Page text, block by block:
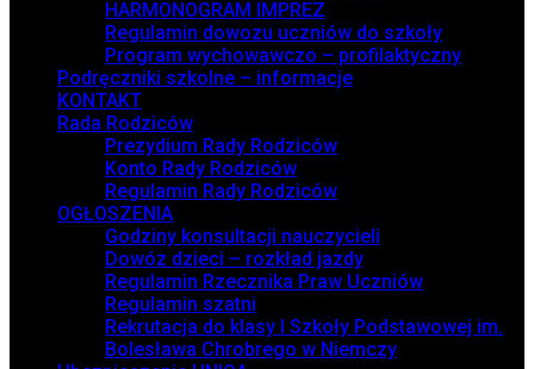
HARMONOGRAM IMPREZ
Regulamin dowozu uczniów do szkoły
Program wychowawczo – profilaktyczny
Podręczniki szkolne – informacje
KONTAKT
Rada Rodziców
Prezydium Rady Rodziców
Konto Rady Rodziców
Regulamin Rady Rodziców
OGŁOSZENIA
Godziny konsultacji nauczycieli
Dowóz dzieci – rozkład jazdy
Regulamin Rzecznika Praw Uczniów
Regulamin szatni
Rekrutacja do klasy I Szkoły Podstawowej im.
Bolesława Chrobrego w Niemczy